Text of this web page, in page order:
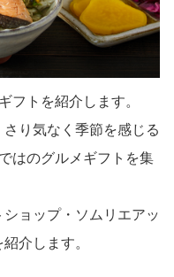
フトを紹介します。
り気なく季節を感じる
はのグルメギフトを集
ョップ・ソムリエアッ
介します。